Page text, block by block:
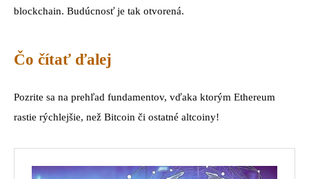
blockchain. Budúcnosť je tak otvorená.
Čo čítať ďalej
Pozrite sa na prehľad fundamentov, vďaka ktorým Ethereum
rastie rýchlejšie, než Bitcoin či ostatné altcoiny!